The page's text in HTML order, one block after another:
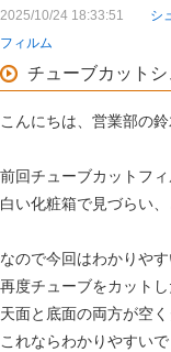
2025/10/24 18:33:51 シ
フィルム
チューブカットシ
こんにちは、営業部の鈴
前回チューブカットフ
白い化粧箱で見づらい
なので今回はわかりや
再度チューブをカット
天面と底面の両方が空く
これならわかりやすいで